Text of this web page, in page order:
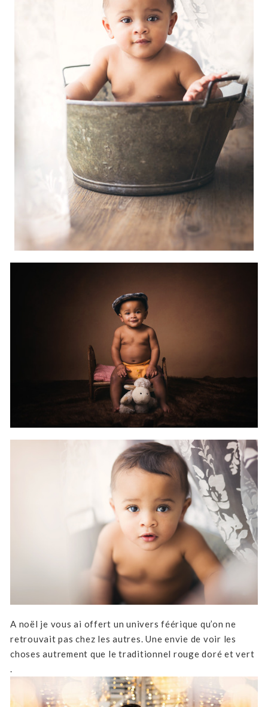
A noël je vous ai offert un univers féérique qu’on ne
retrouvait pas chez les autres. Une envie de voir les
choses autrement que le traditionnel rouge doré et vert